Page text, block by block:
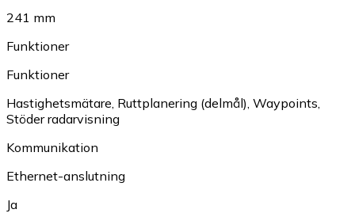
241 mm
Funktioner
Funktioner
Hastighetsmätare Ruttplanering (delmål) Waypoints
Stöder radarvisning
Kommunikation
Ethernet-anslutning
Ja